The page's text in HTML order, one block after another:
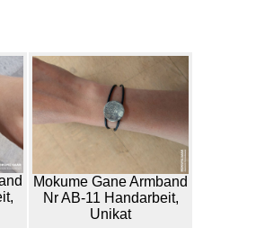
Mokume Gane Armband
Nr AB-11 Handarbeit,
Unikat